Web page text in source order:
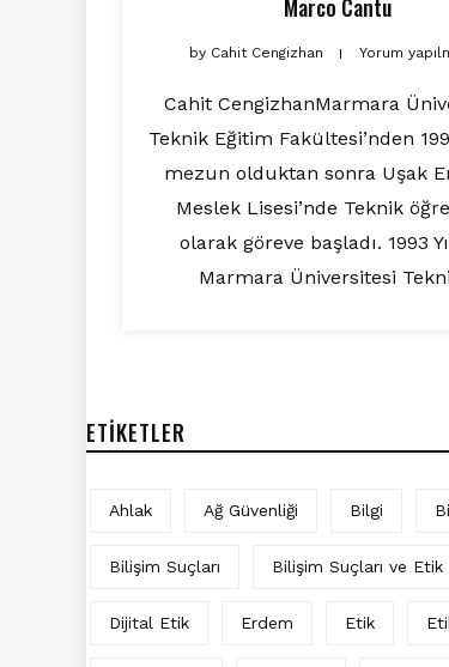
Marco Cantu
byCahit Cengizhan Yorum
Cahit CengizhanMarmara
Teknik Eğitim Fakültesi’nden
mezun olduktan sonra Uşak
Meslek Lisesi’nde Teknik
olarak göreve başladı. 1993
Marmara Üniversitesi
ETIKETLER
Ahlak Ağ Güvenliği Bilgi
Bilişim Suçları Bilişim Suçları ve Etik
Dijital Etik Erdem Etik